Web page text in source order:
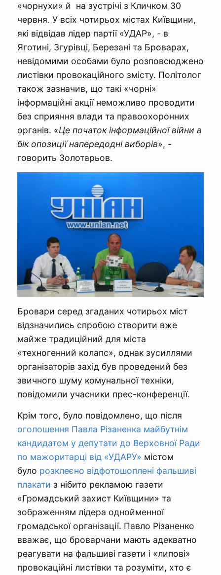
«чорнухи» й на зустрічі з Кличком 30
червня. У всіх чотирьох містах Київщини,
які відвідав лідер партії «УДАР», - в
Яготині, Згурівці, Березані та Броварах,
невідомими особами було розповсюджено
листівки провокаційного змісту. Політолог
також зазначив, що такі «чорні»
інформаційні акції неможливо проводити
без сприяння влади та правоохоронних
органів. «Це початок інформаційної війни в
бік опозиції напередодні виборів», -
говорить Золотарьов.
Бровари серед згаданих чотирьох міст
відзначились спробою створити вже
майже традиційний для міста
«техногенний колапс», однак зусиллями
організаторів захід був проведений без
звичного шуму комунальної техніки,
повідомили учасники прес-конференції.
Крім того, було повідомлено, що після
оголошення Павла Різаненка майбутнім
кандидатом у депутати до Верховної Ради
по мажоритарці від «УДАРУ» містом
було розклеєно відфотошоплені фальшиві
плакати з нібито рекламою газети
«Громадський захист Київщини» та
зображенням лідера однойменної
громадської організації. Павло Різаненко
вважає, що броварчани мають адекватно
реагувати на фальшиві газети і «липові»
провокаційні листівки та розуміти, хто є